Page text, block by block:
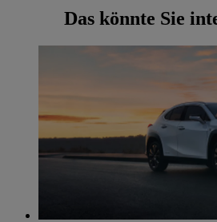
Das könnte Sie